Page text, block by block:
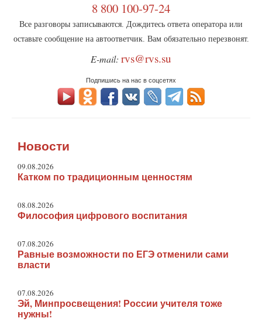
8 800 100-97-24
Все разговоры записываются. Дождитесь ответа оператора или
оставьте сообщение на автоответчик. Вам обязательно перезвонят.
E-mail: rvs@rvs.su
Подпишись на нас в соцсетях
Новости
09.08.2026
Катком по традиционным ценностям
08.08.2026
Философия цифрового воспитания
07.08.2026
Равные возможности по ЕГЭ отменили сами
власти
07.08.2026
Эй, Минпросвещения! России учителя тоже
нужны!